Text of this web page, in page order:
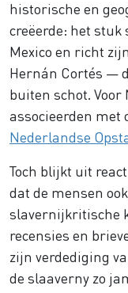
historische en
creëerde: het stuk
Mexico en richt
Hernán Cortés —
buiten schot.
associeerden met
Nederlandse
Toch blijkt uit
dat de mensen
slavernijkritische
recensies en
zijn verdediging
de slaaverny zo